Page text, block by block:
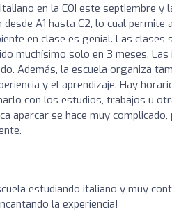
en la EOI este septiembre y
A1 hasta C2, lo cual
en clase es genial. Las clases
muchísimo solo en 3 meses.
Además, la escuela organiza
y el aprendizaje. Hay
con los estudios, trabajos u
aparcar se hace muy
estudiando italiano y muy
la experiencia!